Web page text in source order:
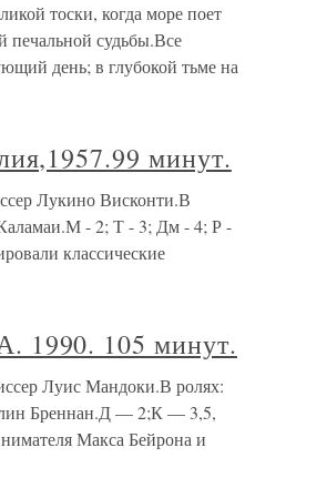
тоски, когда море поет
печальной судьбы.Все
день; в глубокой тьме на
минут.
Лукино Висконти.В
- 2; Т - 3; Дм - 4; Р -
классические
105 минут.
Луис Мандоки.В ролях:
Бреннан.Д — 2;К — 3,5,
Макса Бейрона и